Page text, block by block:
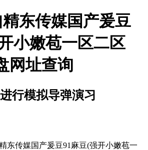
东传媒国产爰豆
小嫩苞一区二区
网址查询
行模拟导弹演习
东传媒国产爰豆91麻豆(强开小嫩苞一